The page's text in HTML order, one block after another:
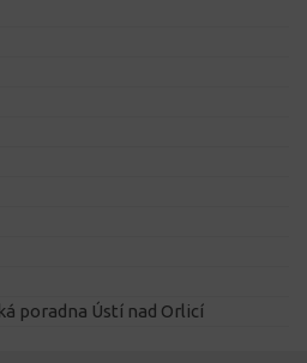
poradna Ústí nad Orlicí